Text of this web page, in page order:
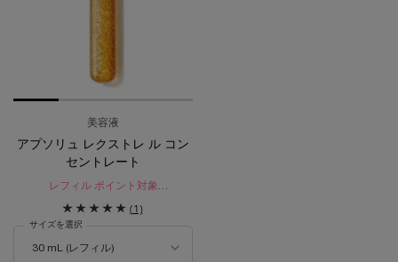
美容液
アプソリュ レクストレ ル コン
セントレート
レフィル ポイント対象
溢れた「調和美」へ導く美容液。
心地よさを追求したテクスチャーと
へ。
(1)
サイズを選択